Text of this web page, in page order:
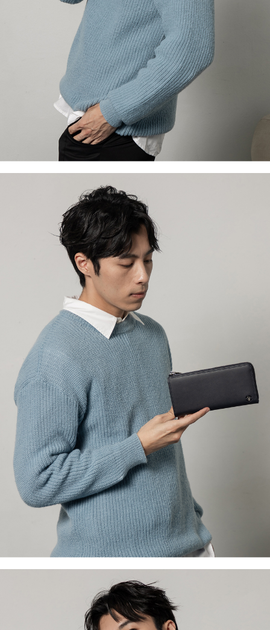
４．使用「AFTEE先享後付」時，將依據個別帳號之用戶狀況，依本公司即
時審查核予不同之上限額度；若仍有額度不足之情形，本公司將視審查結果
請求用戶進行身份認證。
５．嚴禁一人註冊多個帳號或使用他人資訊註冊。若發現惡意使用之情形，
恩沛科技股份有限公司將有權停止該用戶之使用額度並採取法律行動。
每筆NT$60，滿NT$2,000(含以上)免運費